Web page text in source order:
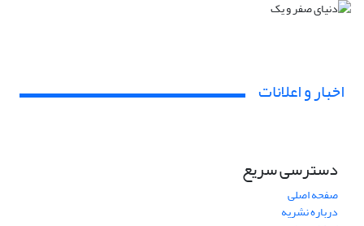
اخبار و اعلانات
دسترسی سریع
صفحه اصلی
درباره نشریه